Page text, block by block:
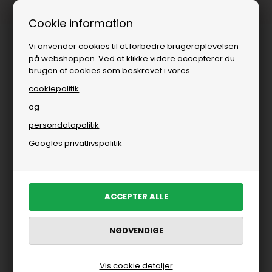
Cookie information
Vi anvender cookies til at forbedre brugeroplevelsen
på webshoppen. Ved at klikke videre accepterer du
brugen af cookies som beskrevet i vores
cookiepolitik
og
persondatapolitik
Googles privatlivspolitik
Vis cookie detaljer